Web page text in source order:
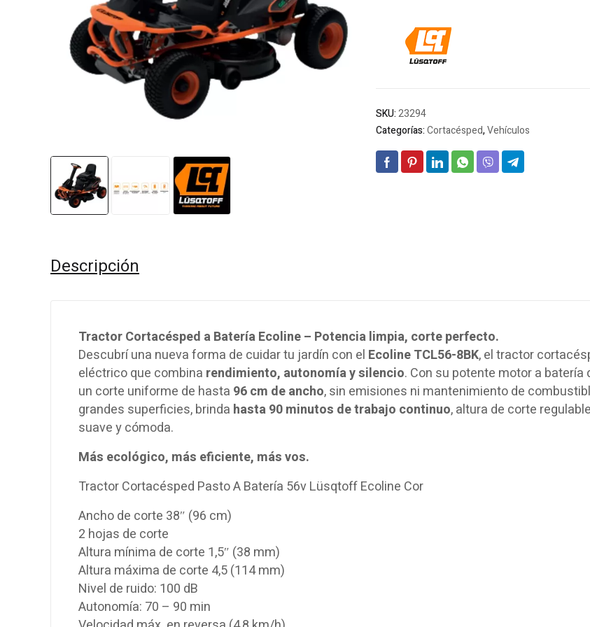
SKU:23294
Categorías:Cortacésped,Vehículos
Descripción
Tractor Cortacésped a Batería Ecoline – Potencia limpia, corte perfecto.
Descubrí una nueva forma de cuidar tu jardín con el Ecoline TCL56-8BK, el tractor
eléctrico que combina rendimiento, autonomía y silencio. Con su potente motor a batería
un corte uniforme de hasta 96 cm de ancho, sin emisiones ni mantenimiento de
grandes superficies, brinda hasta 90 minutos de trabajo continuo, altura de corte
suave y cómoda.
Más ecológico, más eficiente, más vos.
Tractor Cortacésped Pasto A Batería 56v Lüsqtoff Ecoline Cor
Ancho de corte 38″ (96 cm)
2 hojas de corte
Altura mínima de corte 1,5″ (38 mm)
Altura máxima de corte 4,5 (114 mm)
Nivel de ruido: 100 dB
Autonomía: 70 – 90 min